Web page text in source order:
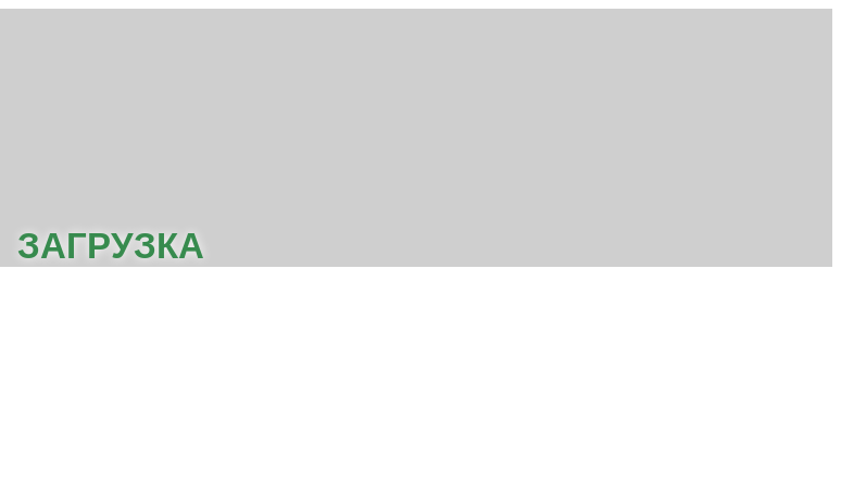
ЗАГРУЗКА